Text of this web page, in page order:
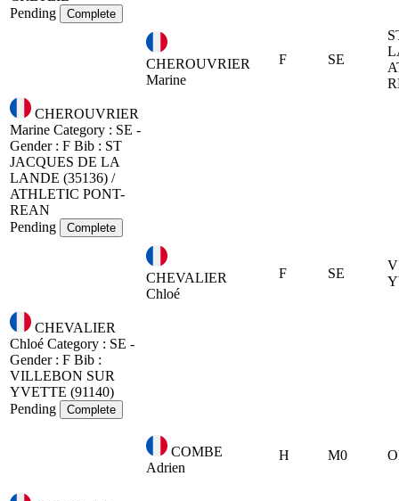
Pending
Complete
CHEROUVRIER
Marine
F SE
CHEROUVRIER
Marine Category : SE -
Gender : F Bib : ST
JACQUES DE LA
LANDE (35136) /
ATHLETIC PONT-
REAN
Pending
Complete
CHEVALIER
Chloé
F SE
CHEVALIER
Chloé Category : SE -
Gender : F Bib :
VILLEBON SUR
YVETTE (91140)
Pending
Complete
COMBE
Adrien
H M0